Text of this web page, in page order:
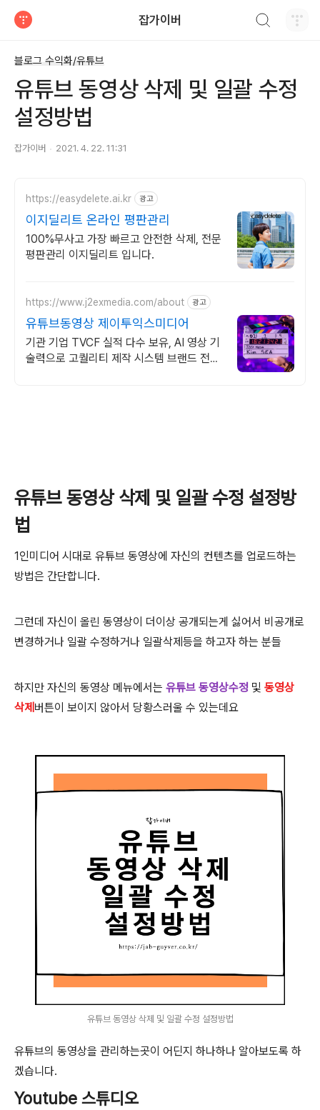
잡가이버
블로그 수익화/유튜브
유튜브 동영상 삭제 및 일괄 수정
설정방법
잡가이버 2021. 4. 22. 11:31
https://easydelete.ai.kr 광고
이지딜리트 온라인 평판관리
100%무사고 가장 빠르고 안전한 삭제, 전문
평판관리 이지딜리트 입니다.
https://www.j2exmedia.com/about 광고
유튜브동영상 제이투익스미디어
기관 기업 TVCF 실적 다수 보유, AI 영상 기
술력으로 고퀄리티 제작 시스템 브랜드 전략,
유튜브 동영상 삭제 및 일괄 수정 설정방
법
1인미디어 시대로 유튜브 동영상에 자신의 컨텐츠를 업로드하는
방법은 간단합니다.
그런데 자신이 올린 동영상이 더이상 공개되는게 싫어서 비공개로
변경하거나 일괄 수정하거나 일괄삭제등을 하고자 하는 분들
하지만 자신의 동영상 메뉴에서는 유튜브 동영상수정 및 동영상
삭제 버튼이 보이지 않아서 당황스러울 수 있는데요
유튜브 동영상 삭제 및 일괄 수정 설정방법
유튜브의 동영상을 관리하는곳이 어딘지 하나하나 알아보도록 하
겠습니다.
Youtube 스튜디오